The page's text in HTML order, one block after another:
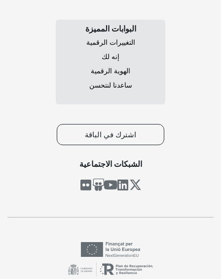
البوابات المميزة
التغييرات الرقمية
إنه لك
الهوية الرقمية
ساعدنا لنتحسن
اشترك في الباقة
الشبكات الاجتماعية